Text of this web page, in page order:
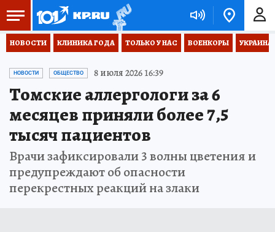
НОВОСТИ КЛИНИКА ГОДА ТОЛЬКО У НАС ВОЕНКОРЫ
НОВОСТИ ОБЩЕСТВО 8 июля 2026 16:39
Томские аллергологи за 6
месяцев приняли более 7,5
тысяч пациентов
Врачи зафиксировали 3 волны цветения и
предупреждают об опасности
перекрестных реакций на злаки